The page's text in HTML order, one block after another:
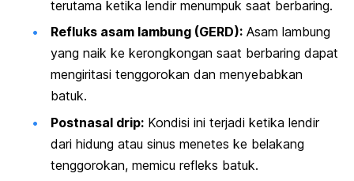
terutama ketika lendir menumpuk saat berbaring.
Refluks asam lambung (GERD): Asam lambung
yang naik ke kerongkongan saat berbaring dapat
mengiritasi tenggorokan dan menyebabkan
batuk.
Postnasal drip: Kondisi ini terjadi ketika lendir
dari hidung atau sinus menetes ke belakang
tenggorokan, memicu refleks batuk.